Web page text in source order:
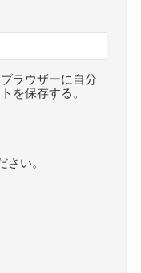
ラウザーに自分
を保存する。
さい。